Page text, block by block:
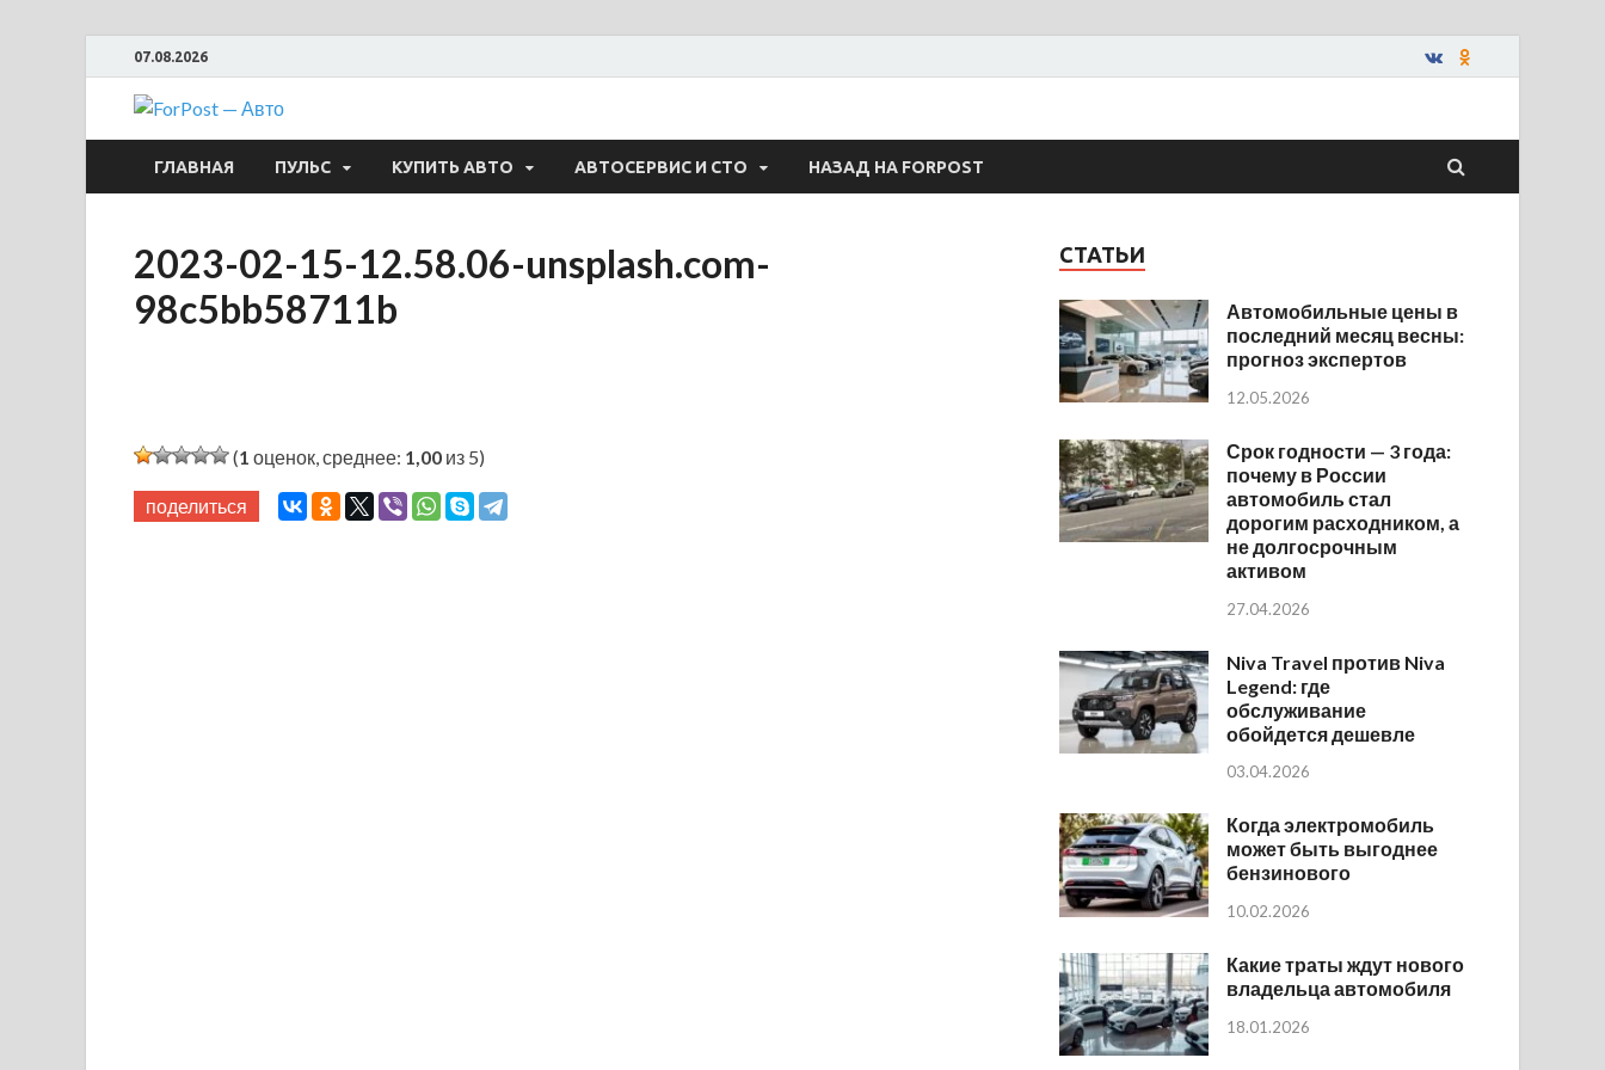
07.08.2026
ForPost — Авто
ГЛАВНАЯ ПУЛЬС КУПИТЬ АВТО АВТОСЕРВИС И СТО НАЗАД НА FORPOST
2023-02-15-12.58.06-unsplash.com-
98c5bb58711b
(1 оценок, среднее: 1,00 из 5)
поделиться
СТАТЬИ
Автомобильные цены в
последний месяц весны:
прогноз экспертов
12.05.2026
Срок годности — 3 года:
почему в России
автомобиль стал
дорогим расходником, а
не долгосрочным
активом
27.04.2026
Niva Travel против Niva
Legend: где
обслуживание
обойдется дешевле
03.04.2026
Когда электромобиль
может быть выгоднее
бензинового
10.02.2026
Какие траты ждут нового
владельца автомобиля
18.01.2026